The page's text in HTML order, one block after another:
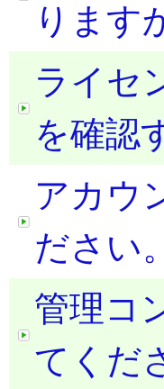
ります
ライセ
を確認
アカウ
ださい。
管理コ
てくだ